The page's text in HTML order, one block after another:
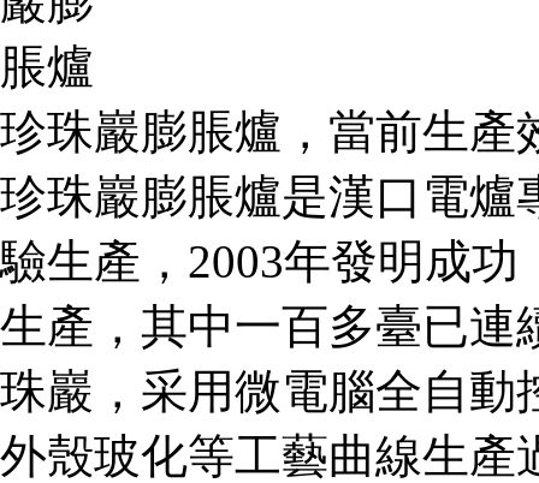
珍珠巖膨脹爐，當前生產
珍珠巖膨脹爐是漢口電爐
驗生產，2003年發明成
生產，其中一百多臺已連
珠巖，采用微電腦全自動
外殼玻化等工藝曲線生產